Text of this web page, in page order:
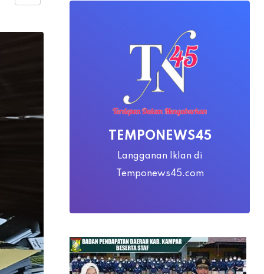
Email
TEMPONEWS45
Langganan Iklan di
Temponews45.com